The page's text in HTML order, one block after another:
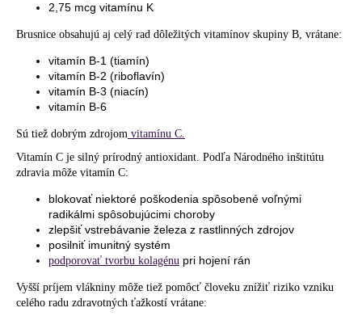
2,75 mcg vitamínu K
Brusnice obsahujú aj celý rad dôležitých vitamínov skupiny B, vrátane:
vitamín B-1 (tiamín)
vitamín B-2 (riboflavín)
vitamín B-3 (niacín)
vitamín B-6
Sú tiež dobrým zdrojom vitamínu C.
Vitamín C je silný prírodný antioxidant. Podľa Národného inštitútu
zdravia môže vitamín C:
blokovať niektoré poškodenia spôsobené voľnými
radikálmi spôsobujúcimi choroby
zlepšiť vstrebávanie železa z rastlinných zdrojov
posilniť imunitný systém
podporovať tvorbu kolagénu pri hojení rán
Vyšší príjem vlákniny môže tiež pomôcť človeku znížiť riziko vzniku
celého radu zdravotných ťažkostí vrátane: